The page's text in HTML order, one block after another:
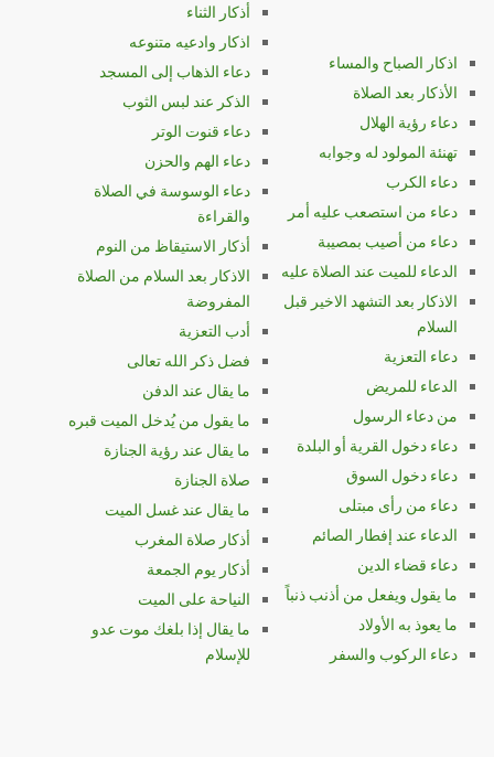
اذكار الصباح والمساء
الأذكار بعد الصلاة
دعاء رؤية الهلال
تهنئة المولود له وجوابه
دعاء الكرب
دعاء من استصعب عليه أمر
دعاء من أصيب بمصيبة
الدعاء للميت عند الصلاة عليه
الاذكار بعد التشهد الاخير قبل
السلام
دعاء التعزية
الدعاء للمريض
من دعاء الرسول
دعاء دخول القرية أو البلدة
دعاء دخول السوق
دعاء من رأى مبتلى
الدعاء عند إفطار الصائم
دعاء قضاء الدين
ما يقول ويفعل من أذنب ذنباً
ما يعوذ به الأولاد
دعاء الركوب والسفر
أذكار الثناء
اذكار وادعيه متنوعه
دعاء الذهاب إلى المسجد
الذكر عند لبس الثوب
دعاء قنوت الوتر
دعاء الهم والحزن
دعاء الوسوسة في الصلاة
والقراءة
أذكار الاستيقاظ من النوم
الاذكار بعد السلام من الصلاة
المفروضة
أدب التعزية
فضل ذكر الله تعالى
ما يقال عند الدفن
ما يقول من يُدخل الميت قبره
ما يقال عند رؤية الجنازة
صلاة الجنازة
ما يقال عند غسل الميت
أذكار صلاة المغرب
أذكار يوم الجمعة
النياحة على الميت
ما يقال إذا بلغك موت عدو
للإسلام